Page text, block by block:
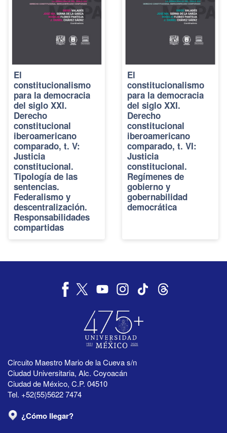
El
constitucionalismo
para la democracia
del siglo XXI.
Derecho
constitucional
iberoamericano
comparado, t. V:
Justicia
constitucional.
Tipología de las
sentencias.
Federalismo y
descentralización.
Responsabilidades
compartidas
El
constitucionalismo
para la democracia
del siglo XXI.
Derecho
constitucional
iberoamericano
comparado, t. VI:
Justicia
constitucional.
Regímenes de
gobierno y
gobernabilidad
democrática
Circuito Maestro Mario de la Cueva s/n
Ciudad Universitaria, Alc. Coyoacán
Ciudad de México, C.P. 04510
Tel. +52(55)5622 7474
¿Cómo llegar?